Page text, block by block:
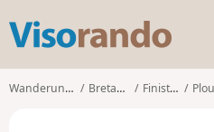
s
Wanderungen Bretagne Finistère